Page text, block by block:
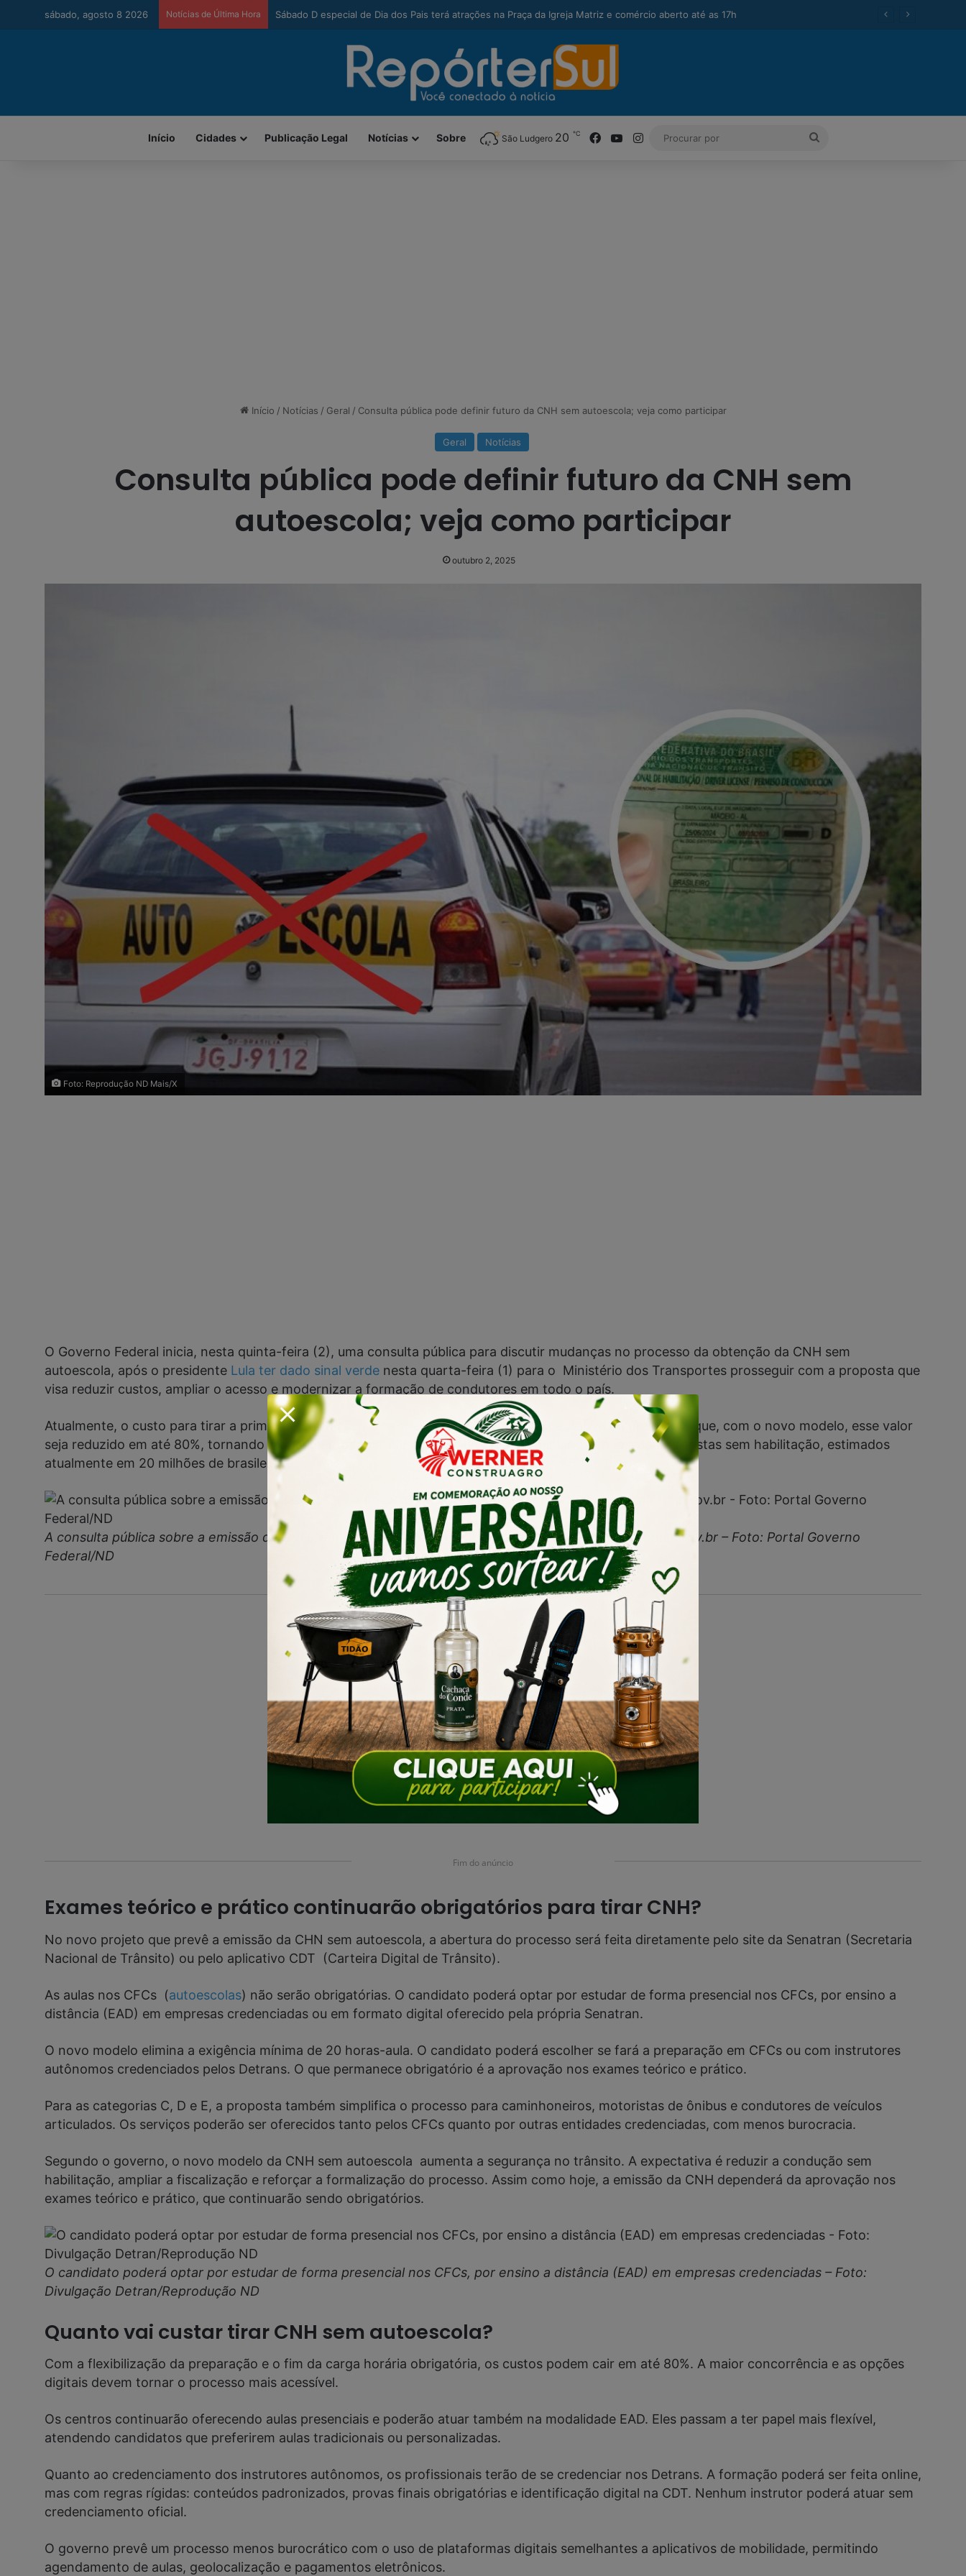
sábado, agosto 8 2026 Notícias de Última Hora Urussanga alcança maior Ideb da história e sobe 22 posições em Santa Catarina
Início Cidades Publicação Legal Notícias Sobre São Ludgero 20 ℃ Facebook
YouTube
Instagram
Procurar
Início / Notícias / Geral / Consulta pública pode definir futuro da CNH sem autoescola; veja como participar
Geral Notícias
Consulta pública pode definir futuro da CNH sem
autoescola; veja como participar
outubro 2, 2025
Foto: Reprodução ND Mais/X
O Governo Federal inicia, nesta quinta-feira (2), uma consulta pública para discutir mudanças no processo da obtenção da CNH sem
autoescola, após o presidente Lula ter dado sinal verde nesta quarta-feira (1) para o Ministério dos Transportes prosseguir com a proposta que
visa reduzir custos, ampliar o acesso e modernizar a formação de condutores em todo o país.
Atualmente, o custo para tirar a primeira habilitação pode chegar a R$ 3,2 mil. A expectativa do governo é que, com o novo modelo, esse valor
seja reduzido em até 80%, tornando o documento mais acessível e ajudando a diminuir o número de motoristas sem habilitação, estimados
atualmente em 20 milhões de brasileiros.
A consulta pública sobre a emissão da CNH sem autoescola ficará disponível por 30 dias na plataforma Gov.br – Foto: Portal Governo
Federal/ND
Continua após anúncio
Fim do anúncio
Exames teórico e prático continuarão obrigatórios para tirar CNH?
No novo projeto que prevê a emissão da CHN sem autoescola, a abertura do processo será feita diretamente pelo site da Senatran (Secretaria
Nacional de Trânsito) ou pelo aplicativo CDT (Carteira Digital de Trânsito).
As aulas nos CFCs (autoescolas) não serão obrigatórias. O candidato poderá optar por estudar de forma presencial nos CFCs, por ensino a
distância (EAD) em empresas credenciadas ou em formato digital oferecido pela própria Senatran.
O novo modelo elimina a exigência mínima de 20 horas-aula. O candidato poderá escolher se fará a preparação em CFCs ou com instrutores
autônomos credenciados pelos Detrans. O que permanece obrigatório é a aprovação nos exames teórico e prático.
Para as categorias C, D e E, a proposta também simplifica o processo para caminhoneiros, motoristas de ônibus e condutores de veículos
articulados. Os serviços poderão ser oferecidos tanto pelos CFCs quanto por outras entidades credenciadas, com menos burocracia.
Segundo o governo, o novo modelo da CNH sem autoescola aumenta a segurança no trânsito. A expectativa é reduzir a condução sem
habilitação, ampliar a fiscalização e reforçar a formalização do processo. Assim como hoje, a emissão da CNH dependerá da aprovação nos
exames teórico e prático, que continuarão sendo obrigatórios.
O candidato poderá optar por estudar de forma presencial nos CFCs, por ensino a distância (EAD) em empresas credenciadas – Foto:
Divulgação Detran/Reprodução ND
Quanto vai custar tirar CNH sem autoescola?
Com a flexibilização da preparação e o fim da carga horária obrigatória, os custos podem cair em até 80%. A maior concorrência e as opções
digitais devem tornar o processo mais acessível.
Os centros continuarão oferecendo aulas presenciais e poderão atuar também na modalidade EAD. Eles passam a ter papel mais flexível,
atendendo candidatos que preferirem aulas tradicionais ou personalizadas.
Quanto ao credenciamento dos instrutores autônomos, os profissionais terão de se credenciar nos Detrans. A formação poderá ser feita online,
mas com regras rígidas: conteúdos padronizados, provas finais obrigatórias e identificação digital na CDT. Nenhum instrutor poderá atuar sem
credenciamento oficial.
O governo prevê um processo menos burocrático com o uso de plataformas digitais semelhantes a aplicativos de mobilidade, permitindo
agendamento de aulas, geolocalização e pagamentos eletrônicos.